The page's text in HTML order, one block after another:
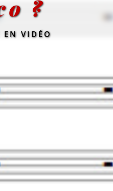
?
EN VIDÉO